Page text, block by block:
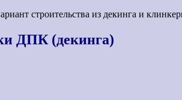
строительства из декинга и
ДПК (декинга)